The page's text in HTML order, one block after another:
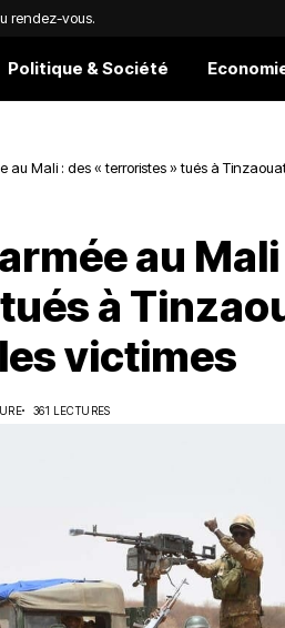
rendez-vous.
Politique & Société
au Mali : des « terroristes » tués à
au
à
victimes
361 LECTURES